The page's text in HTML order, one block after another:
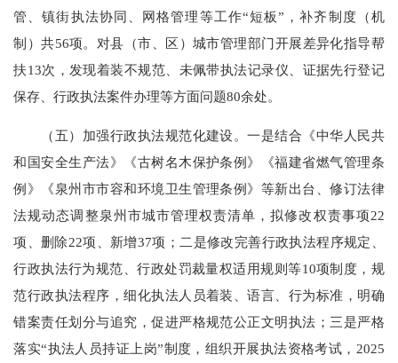
管、镇街执法协同、网格管理等工作“短板”，补齐制度（机
制）共56项。对县（市、区）城市管理部门开展差异化指导帮
扶13次，发现着装不规范、未佩带执法记录仪、证据先行登记
保存、行政执法案件办理等方面问题80余处。
（五）加强行政执法规范化建设。一是结合《中华人民共
和国安全生产法》《古树名木保护条例》《福建省燃气管理条
例》《泉州市市容和环境卫生管理条例》等新出台、修订法律
法规动态调整泉州市城市管理权责清单，拟修改权责事项22
项、删除22项、新增37项；二是修改完善行政执法程序规定、
行政执法行为规范、行政处罚裁量权适用规则等10项制度，规
范行政执法程序，细化执法人员着装、语言、行为标准，明确
错案责任划分与追究，促进严格规范公正文明执法；三是严格
落实“执法人员持证上岗”制度，组织开展执法资格考试，2025